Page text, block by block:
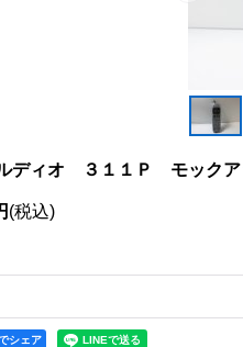
ディオ ３１１Ｐ モックア
(税込)
シェア